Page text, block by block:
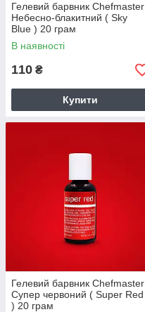
Гелевий барвник Chefmaster
Небесно-блакитний ( Sky
Blue ) 20 грам
В наявності
110 ₴
Купити
Гелевий барвник Chefmaster
Супер червоний ( Super Red
) 20 грам